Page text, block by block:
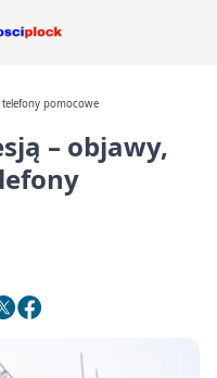
telefony pomocowe
– objawy,